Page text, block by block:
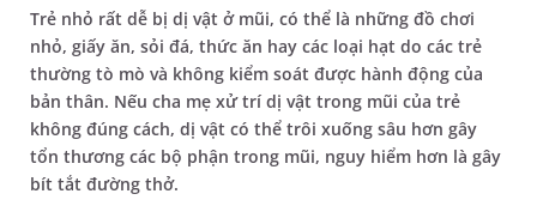
Trẻ nhỏ rất dễ bị dị vật ở mũi, có thể là những đồ chơi
nhỏ, giấy ăn, sỏi đá, thức ăn hay các loại hạt do các trẻ
thường tò mò và không kiểm soát được hành động của
bản thân. Nếu cha mẹ xử trí dị vật trong mũi của trẻ
không đúng cách, dị vật có thể trôi xuống sâu hơn gây
tổn thương các bộ phận trong mũi, nguy hiểm hơn là gây
bít tắt đường thở.